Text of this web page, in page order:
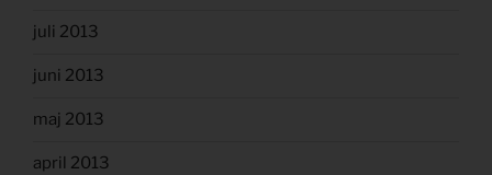
juli 2013
juni 2013
maj 2013
april 2013